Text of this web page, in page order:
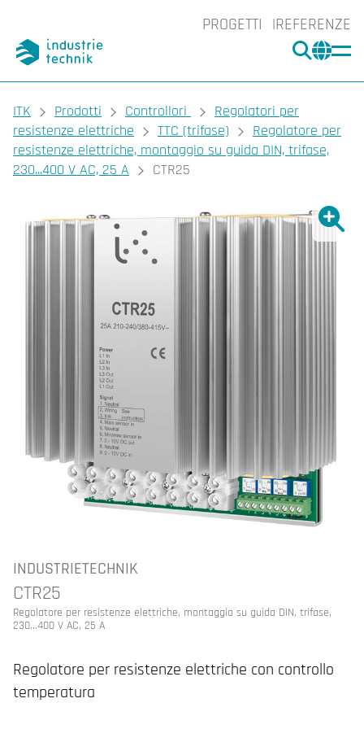
PROGETTI REFERENZE
CERCA
You are here:
ITK Prodotti Controllori
Regolatori per
resistenze elettriche
TTC (trifase)
Regolatore per
resistenze elettriche, montaggio su guida DIN, trifase,
230...400 V AC, 25 A
CTR25
INDUSTRIETECHNIK
CTR25
Regolatore per resistenze elettriche, montaggio su guida DIN, trifase,
230...400 V AC, 25 A
Regolatore per resistenze elettriche con controllo
temperatura